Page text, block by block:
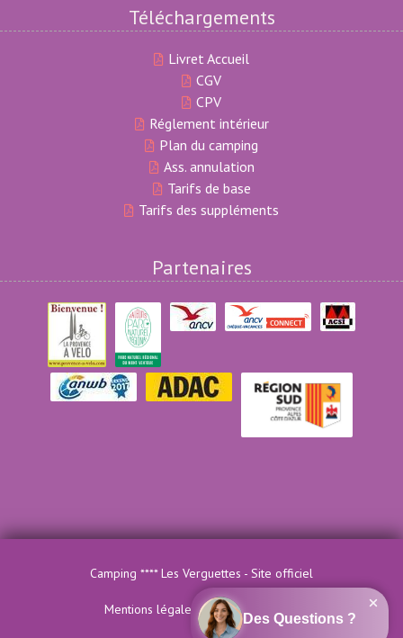
Téléchargements
Livret Accueil
CGV
CPV
Réglement intérieur
Plan du camping
Ass. annulation
Tarifs de base
Tarifs des suppléments
Partenaires
Camping **** Les Verguettes - Site officiel
Mentions légales -Création MTCOM